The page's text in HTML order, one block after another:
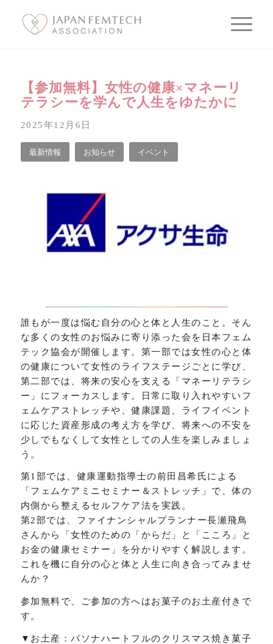
【参加無料】女性の健康×マネーリ
テラシーを学んで人生をゆたかに
2025年12月6日
最新情報 お知らせ イベント
誰もが一度は悩む自分の心と体と人生のこと。そん
な多くの女性のお悩みに寄り添った会を日本フェム
テック協会が開催します。第一部では女性の心と体
の健康について女性のライフステージごとに学び、
第二部では、将来の安心を支える「マネーリテラシ
ー」にフォーカスします。日常に取り入れやすいフ
ェムケアストレッチや、健康課題、ライフイベント
に応じた資産形成の考え方を学び、将来への不安を
少しでもなくして女性としての人生を楽しみましょ
う。
第1部では、健康運動指導士の前田昌希氏による
「フェムケアミニセミナー＆ストレッチ」で、体の
内側から整えるセルフケア法を実践。
第2部では、ファイナンシャルプランナー長瀬飛鳥
さんから「女性のための「からだ」と「こころ」と
お金の健康セミナー」を分かりやすく解説します。
これを機に自分の心と体と人生に向き合ってみませ
んか？
参加無料で、ご参加の方へはお菓子のお土産付きで
す。
▼お土産：パソナハートフルのクリスマス焼き菓子